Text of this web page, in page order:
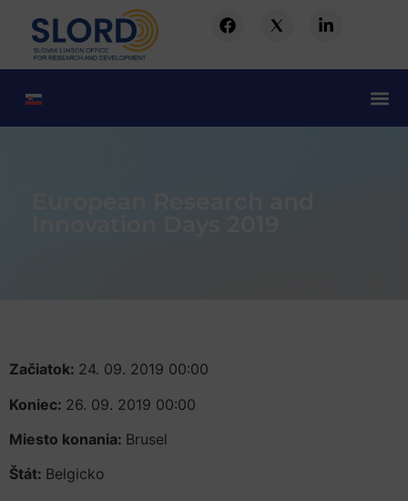
Začiatok: 24. 09. 2019 00:00
Koniec: 26. 09. 2019 00:00
Miesto konania: Brusel
Štát: Belgicko